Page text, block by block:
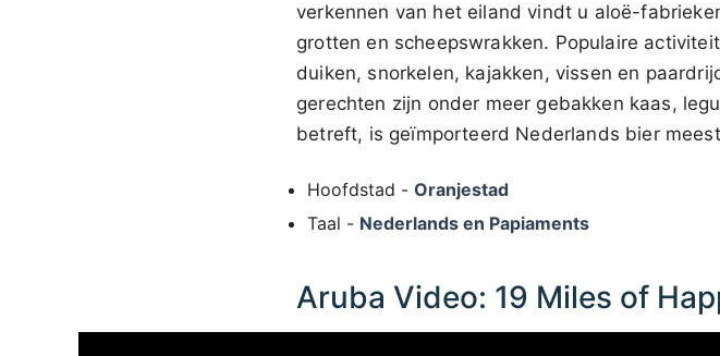
verkennen van het eiland vindt u aloë-
grotten en scheepswrakken. Populaire
duiken, snorkelen, kajakken, vissen en
gerechten zijn onder meer gebakken kaas,
betreft, is geïmporteerd Nederlands bier
Hoofdstad - Oranjestad
Taal - Nederlands en Papiaments
Aruba Video: 19 Miles of